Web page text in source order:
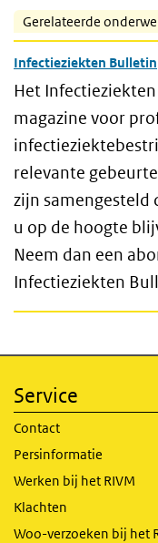
Gerelateerde
Infectieziekten Bulletin
Het
magazine voor
relevante
zijn samengesteld
u op de hoogte
Neem dan een
Infectieziekten
Service
Contact
Persinformatie
Werken bij het RIVM
Klachten
Woo-verzoeken bij het